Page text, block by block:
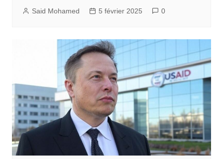
Said Mohamed 5 février 2025 0